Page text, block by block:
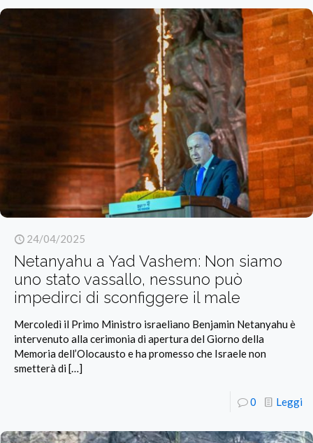
24/04/2025
Netanyahu a Yad Vashem: Non siamo
uno stato vassallo, nessuno può
impedirci di sconfiggere il male
Mercoledì il Primo Ministro israeliano Benjamin Netanyahu è
intervenuto alla cerimonia di apertura del Giorno della
Memoria dell’Olocausto e ha promesso che Israele non
smetterà di[…]
0 Leggi